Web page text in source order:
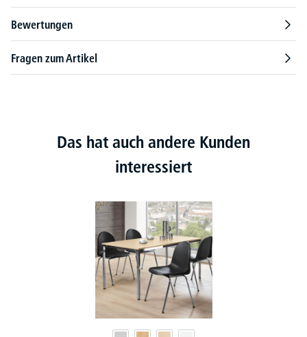
Bewertungen
Fragen zum Artikel
Das hat auch andere Kunden
interessiert